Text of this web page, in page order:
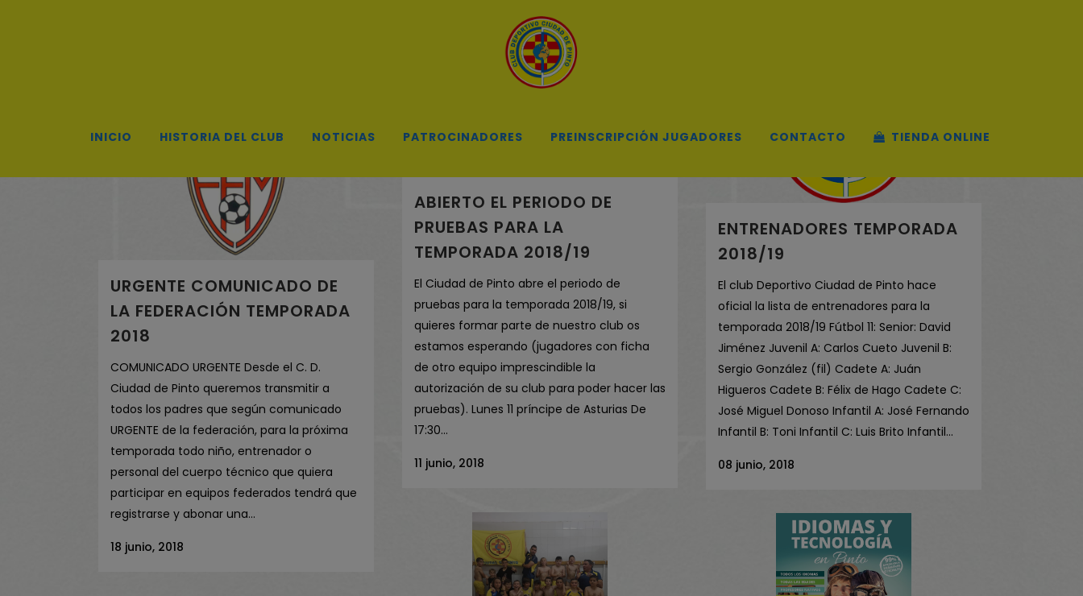
INICIO HISTORIA DEL CLUB NOTICIAS PATROCINADORES PREINSCRIPCIÓN JUGADORES CONTACTO TIENDA ONLINE
URGENTE COMUNICADO DE
LA FEDERACIÓN TEMPORADA
2018
COMUNICADO URGENTE Desde el C. D.
Ciudad de Pinto queremos transmitir a
todos los padres que según comunicado
URGENTE de la federación, para la próxima
temporada todo niño, entrenador o
personal del cuerpo técnico que quiera
participar en equipos federados tendrá que
registrarse y abonar una...
18 junio, 2018
ABIERTO EL PERIODO DE
PRUEBAS PARA LA
TEMPORADA 2018/19
El Ciudad de Pinto abre el periodo de
pruebas para la temporada 2018/19, si
quieres formar parte de nuestro club os
estamos esperando (jugadores con ficha
de otro equipo imprescindible la
autorización de su club para poder hacer las
pruebas). Lunes 11 príncipe de Asturias De
17:30...
11 junio, 2018
ENTRENADORES TEMPORADA
2018/19
El club Deportivo Ciudad de Pinto hace
oficial la lista de entrenadores para la
temporada 2018/19 Fútbol 11: Senior: David
Jiménez Juvenil A: Carlos Cueto Juvenil B:
Sergio González (fil) Cadete A: Juán
Higueros Cadete B: Félix de Hago Cadete C:
José Miguel Donoso Infantil A: José Fernando
Infantil B: Toni Infantil C: Luis Brito Infantil...
08 junio, 2018